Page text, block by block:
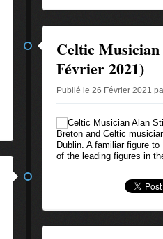
Celtic
Février 2021)
Publié le 26 Février 2021
Breton and Celtic
Dublin. A familiar figure
of the leading figures in